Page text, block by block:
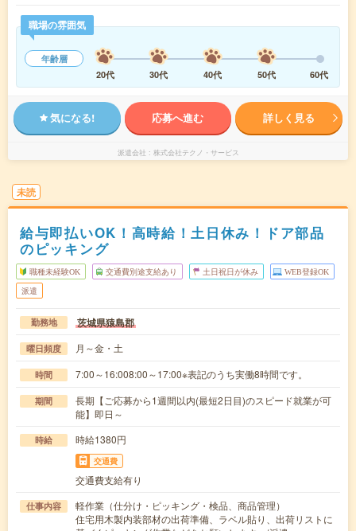
職場の雰囲気
年齢層
20代
30代 40代 50代 60代
気になる! 応募へ進む 詳しく見る
派遣会社 株式会社テクノ・サービス
未読
給与即払いOK！高時給！土日休み！ドア部品
のピッキング
職種未経験OK 交通費別途支給あり 土日祝日が休み WEB登録OK
派遣
勤務地 茨城県猿島郡
曜日頻度 月～金・土
時間 7:00～16:008:00～17:00※表記のうち実働8時間です。
期間
長期【ご応募から1週間以内(最短2日目)のスピード就業が可
能】即日～
時給 時給1380円
交通費
交通費支給有り
仕事内容
軽作業（仕分け・ピッキング・検品、商品管理）
住宅用木製内装部材の出荷準備、ラベル貼り、出荷リストに